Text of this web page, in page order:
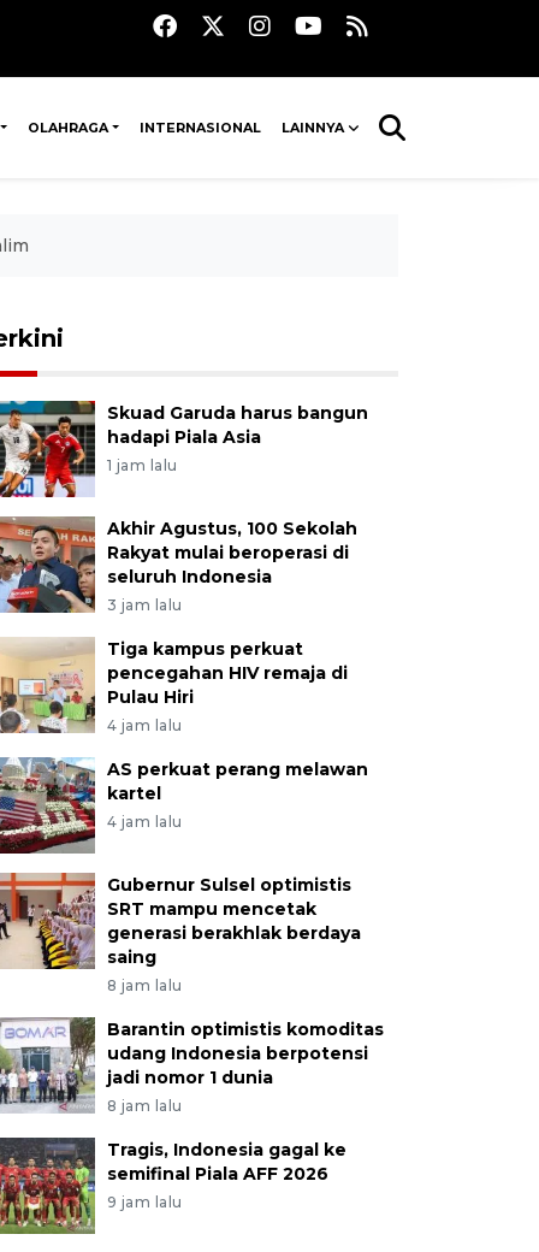
OLAHRAGA INTERNASIONAL LAINNYA
Skuad Garuda harus bangun
hadapi Piala Asia
1 jam lalu
Akhir Agustus, 100 Sekolah
Rakyat mulai beroperasi di
seluruh Indonesia
3 jam lalu
Tiga kampus perkuat
pencegahan HIV remaja di
Pulau Hiri
4 jam lalu
AS perkuat perang melawan
kartel
4 jam lalu
Gubernur Sulsel optimistis
SRT mampu mencetak
generasi berakhlak berdaya
saing
8 jam lalu
Barantin optimistis komoditas
udang Indonesia berpotensi
jadi nomor 1 dunia
8 jam lalu
Tragis, Indonesia gagal ke
semifinal Piala AFF 2026
9 jam lalu